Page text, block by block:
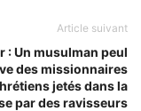
Article suivant
: Un musulman peul
des missionnaires
jetés dans la
par des ravisseurs